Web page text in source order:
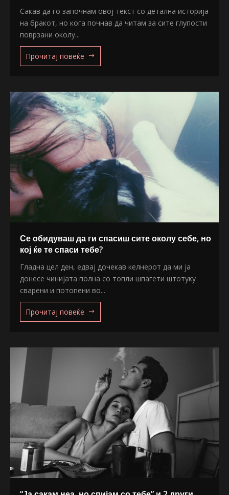
Сакав да го започнам овој текст со детална историја
на бракот, но кога почнав да читам за сите глупости
поврзани околу...
Прочитај повеќе
Се обидуваш да ги спасиш сите околу себе, но
кој ќе те спаси тебе?
Гладна цел ден, едвај дочекав келнерот да ми ја
донесе чинијата полна со топли шпагети штотуку
сварени и потопени во...
Прочитај повеќе